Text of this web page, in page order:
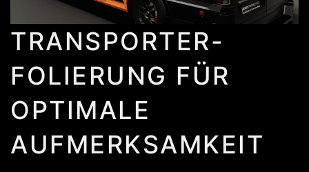
TRANSPORTER-
FOLIERUNG FÜR
OPTIMALE
AUFMERKSAMKEIT